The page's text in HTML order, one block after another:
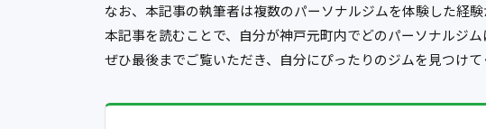
なお、本記事の執筆者は複数のパーソナルジムを体験した経験
本記事を読むことで、自分が神戸元町内でどのパーソナルジム
ぜひ最後までご覧いただき、自分にぴったりのジムを見つけて